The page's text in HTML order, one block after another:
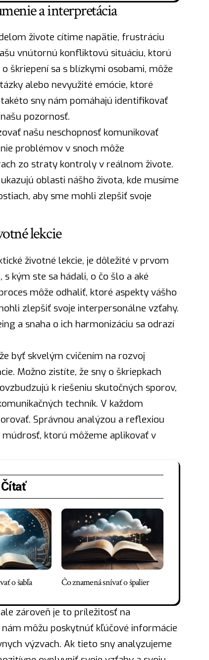
a interpretácia
živote cítime napätie, frustráciu
vnútornú konfliktovú situáciu, ktorú
škriepení sa s blízkymi osobami, môže
alebo nevyužité emócie, ktoré
sny nám pomáhajú identifikovať
pozornosť.
našu neschopnosť komunikovať
problémov v snoch môže
zo straty kontroly v reálnom živote.
oblasti nášho života, kde musíme
aby sme mohli zlepšiť svoje
lekcie
životné lekcie, je dôležité v prvom
kým ste sa hádali, o čo šlo a aké
môže odhaliť, ktoré aspekty vášho
zlepšiť svoje interpersonálne vzťahy.
a snaha o ich harmonizáciu sa odrazí
byť skvelým cvičením na rozvoj
Možno zistíte, že sny o škriepkach
k riešeniu skutočných sporov,
techník. V každom
Správnou analýzou a reflexiou
múdrosť, ktorú môžeme aplikovať v
o šabľa Čo znamená snívať o špalier
zároveň je to príležitosť na
môžu poskytnúť kľúčové informácie
výzvach. Ak tieto sny analyzujeme